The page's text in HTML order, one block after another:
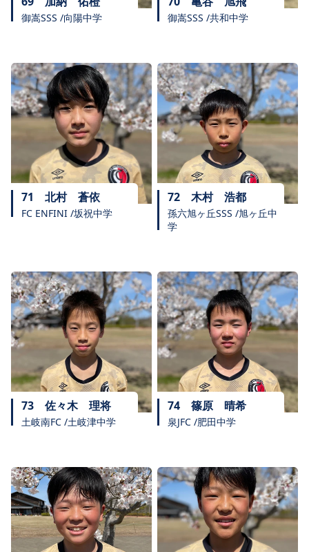
御嵩SSS /向陽中学 御嵩SSS /共和中学
71 北村 蒼依
FC ENFINI /坂祝中学
72 木村 浩都
孫六旭ヶ丘SSS /旭ヶ丘中
学
73 佐々木 理将
土岐南FC /土岐津中学
74 篠原 晴希
泉JFC /肥田中学